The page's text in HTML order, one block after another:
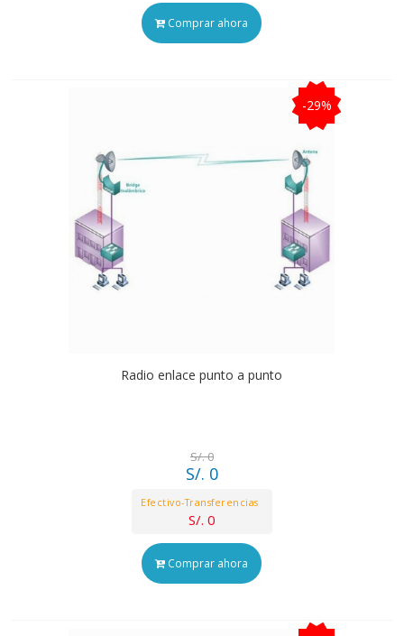
Comprar ahora
-29%
Radio enlace punto a punto
S/. 0
S/. 0
Efectivo-Transferencias
S/. 0
Comprar ahora